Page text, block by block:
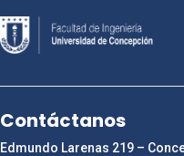
Contáctanos
Edmundo Larenas 219 –